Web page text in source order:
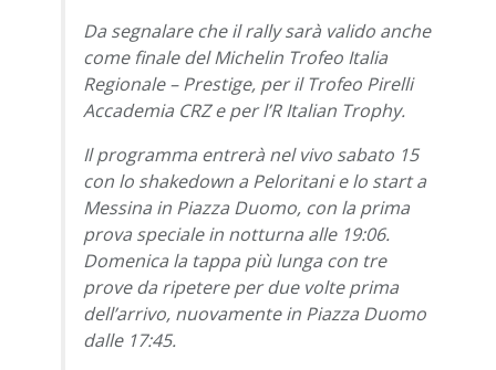
Da segnalare che il rally sarà valido anche
come finale del Michelin Trofeo Italia
Regionale – Prestige, per il Trofeo Pirelli
Accademia CRZ e per l’R Italian Trophy.
Il programma entrerà nel vivo sabato 15
con lo shakedown a Peloritani e lo start a
Messina in Piazza Duomo, con la prima
prova speciale in notturna alle 19:06.
Domenica la tappa più lunga con tre
prove da ripetere per due volte prima
dell’arrivo, nuovamente in Piazza Duomo
dalle 17:45.